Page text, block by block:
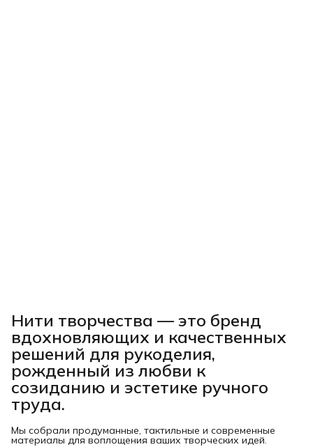
Нити творчества — это бренд
вдохновляющих и качественных
решений для рукоделия,
рожденный из любви к
созиданию и эстетике ручного
труда.
Мы собрали продуманные, тактильные и современные
материалы для воплощения ваших творческих идей.